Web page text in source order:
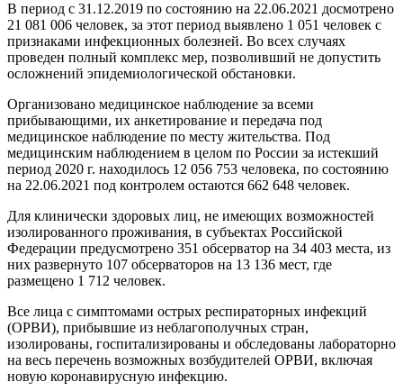
В период с 31.12.2019 по состоянию на 22.06.2021 досмотрено
21 081 006 человек, за этот период выявлено 1 051 человек с
признаками инфекционных болезней. Во всех случаях
проведен полный комплекс мер, позволивший не допустить
осложнений эпидемиологической обстановки.
Организовано медицинское наблюдение за всеми
прибывающими, их анкетирование и передача под
медицинское наблюдение по месту жительства. Под
медицинским наблюдением в целом по России за истекший
период 2020 г. находилось 12 056 753 человека, по состоянию
на 22.06.2021 под контролем остаются 662 648 человек.
Для клинически здоровых лиц, не имеющих возможностей
изолированного проживания, в субъектах Российской
Федерации предусмотрено 351 обсерватор на 34 403 места, из
них развернуто 107 обсерваторов на 13 136 мест, где
размещено 1 712 человек.
Все лица с симптомами острых респираторных инфекций
(ОРВИ), прибывшие из неблагополучных стран,
изолированы, госпитализированы и обследованы лабораторно
на весь перечень возможных возбудителей ОРВИ, включая
новую коронавирусную инфекцию.